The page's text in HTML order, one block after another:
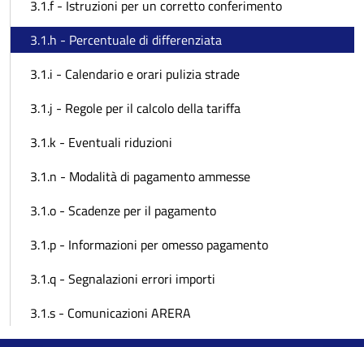
3.1.f - Istruzioni per un corretto conferimento
3.1.h - Percentuale di differenziata
3.1.i - Calendario e orari pulizia strade
3.1.j - Regole per il calcolo della tariffa
3.1.k - Eventuali riduzioni
3.1.n - Modalità di pagamento ammesse
3.1.o - Scadenze per il pagamento
3.1.p - Informazioni per omesso pagamento
3.1.q - Segnalazioni errori importi
3.1.s - Comunicazioni ARERA